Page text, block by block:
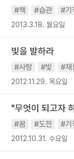
#책 #습관 #기
2013.3.18. 월요일
빛을 발하라
#사랑 #빛 #재
2012.11.29. 목요일
"무엇이 되고자
#꿈 #도전 #기
2012.10.31. 수요일